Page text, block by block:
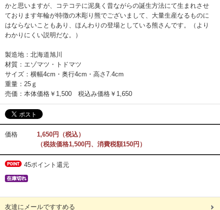
かと思いますが、コテコテに泥臭く昔ながらの誕生方法にて生まれさせ
ております年輪が特徴の木彫り熊でございまして、大量生産なるものに
はならないこともあり、ほんわりの登場としている熊さんです。（より
わかりにくい説明だな。）
製造地：北海道旭川
材質：エゾマツ・トドマツ
サイズ：横幅4cm・奥行4cm・高さ7.4cm
重量：25ｇ
売価：本体価格￥1,500 税込み価格￥1,650
価格
1,650円（税込）
（税抜価格1,500円、消費税額150円）
45ポイント還元
友達にメールですすめる